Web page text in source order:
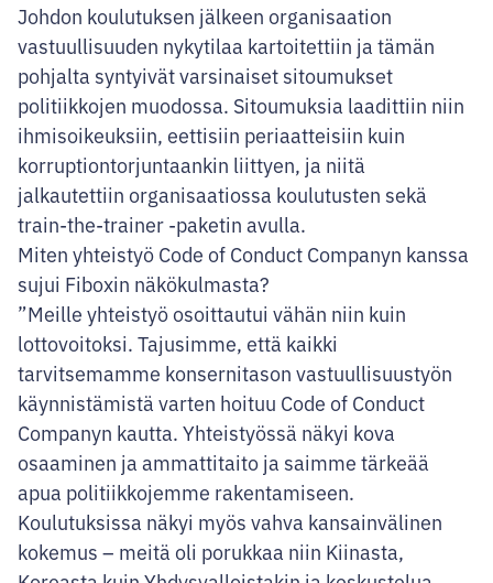
Johdon koulutuksen jälkeen organisaation
vastuullisuuden nykytilaa kartoitettiin ja tämän
pohjalta syntyivät varsinaiset sitoumukset
politiikkojen muodossa. Sitoumuksia laadittiin niin
ihmisoikeuksiin, eettisiin periaatteisiin kuin
korruptiontorjuntaankin liittyen, ja niitä
jalkautettiin organisaatiossa koulutusten sekä
train-the-trainer -paketin avulla.
Miten yhteistyö Code of Conduct Companyn kanssa
sujui Fiboxin näkökulmasta?
”Meille yhteistyö osoittautui vähän niin kuin
lottovoitoksi. Tajusimme, että kaikki
tarvitsemamme konsernitason vastuullisuustyön
käynnistämistä varten hoituu Code of Conduct
Companyn kautta. Yhteistyössä näkyi kova
osaaminen ja ammattitaito ja saimme tärkeää
apua politiikkojemme rakentamiseen.
Koulutuksissa näkyi myös vahva kansainvälinen
kokemus – meitä oli porukkaa niin Kiinasta,